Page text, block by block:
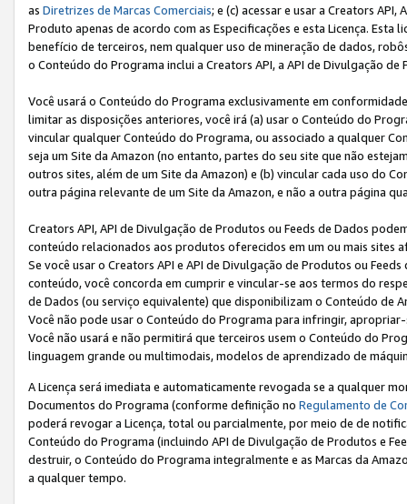
as Diretrizes de Marcas Comerciais; e (c) acessar e usar a Creators
Produto apenas de acordo com as Especificações e esta Licença.
benefício de terceiros, nem qualquer uso de mineração de dados,
o Conteúdo do Programa inclui a Creators API, a API de Divulgação
Você usará o Conteúdo do Programa exclusivamente em
limitar as disposições anteriores, você irá (a) usar o Conteúdo do
vincular qualquer Conteúdo do Programa, ou associado a qualquer
seja um Site da Amazon (no entanto, partes do seu site que não
outros sites, além de um Site da Amazon) e (b) vincular cada uso do
outra página relevante de um Site da Amazon, e não a outra página
Creators API, API de Divulgação de Produtos ou Feeds de Dados
conteúdo relacionados aos produtos oferecidos em um ou mais sites
Se você usar o Creators API e API de Divulgação de Produtos ou
conteúdo, você concorda em cumprir e vincular-se aos termos do
de Dados (ou serviço equivalente) que disponibilizam o Conteúdo de
Você não pode usar o Conteúdo do Programa para infringir,
Você não usará e não permitirá que terceiros usem o Conteúdo do
linguagem grande ou multimodais, modelos de aprendizado de
A Licença será imediata e automaticamente revogada se a qualquer
Documentos do Programa (conforme definição no Regulamento de
poderá revogar a Licença, total ou parcialmente, por meio de de
Conteúdo do Programa (incluindo API de Divulgação de Produtos e
destruir, o Conteúdo do Programa integralmente e as Marcas da
a qualquer tempo.